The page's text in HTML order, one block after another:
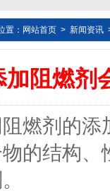
锑替代物 PVC 无卤
环氧树脂阻燃，玻璃
老化，油漆涂料抗菌
置： 网站首页 > 新闻资讯
加阻燃剂
燃剂的添
的结构、